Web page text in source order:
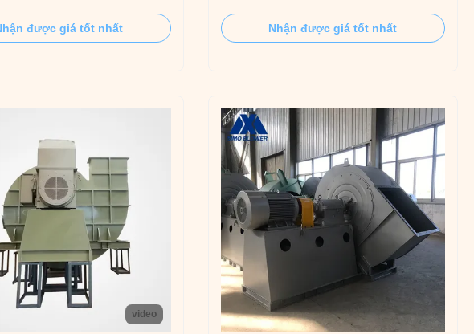
boiler blower system combines
strength steel construction with
được giá tốt nhất
support, tailored to meet the specific needs
of global clients. Designed for demanding
Nhận được giá tốt nhất
video